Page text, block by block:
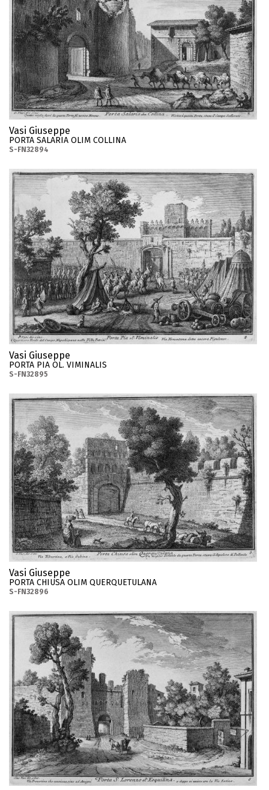
Vasi Giuseppe
PORTA SALARIA OLIM COLLINA
S-FN32894
Vasi Giuseppe
PORTA PIA OL. VIMINALIS
S-FN32895
Vasi Giuseppe
PORTA CHIUSA OLIM QUERQUETULANA
S-FN32896